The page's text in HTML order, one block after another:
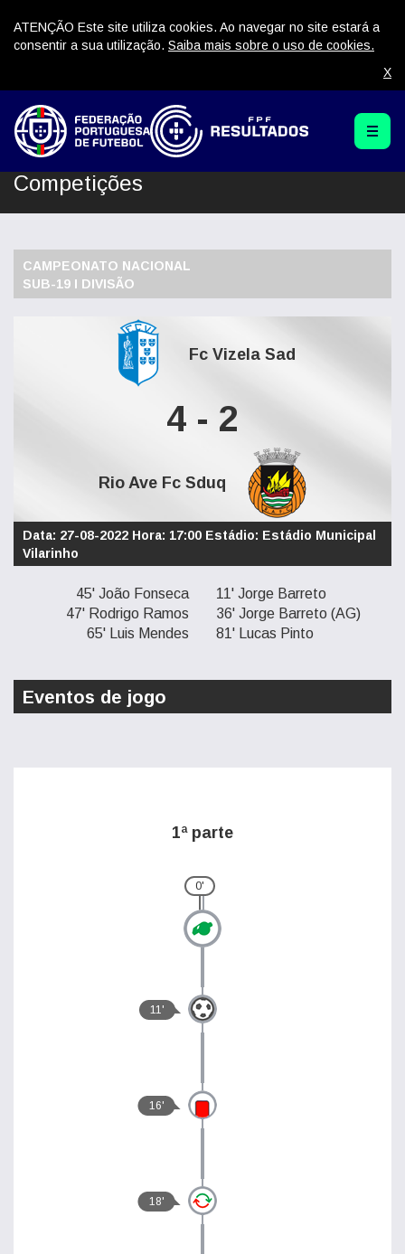
ATENÇÃO Este site utiliza cookies. Ao navegar no site estará a
consentir a sua utilização. Saiba mais sobre o uso de cookies.
X
Competições
CAMPEONATO NACIONAL
SUB-19 I DIVISÃO
Fc Vizela Sad
4 - 2
Rio Ave Fc Sduq
Data: 27-08-2022 Hora: 17:00 Estádio: Estádio Municipal
Vilarinho
45' João Fonseca
47' Rodrigo Ramos
65' Luis Mendes
11' Jorge Barreto
36' Jorge Barreto (AG)
81' Lucas Pinto
Eventos de jogo
1ª parte
0'
11'
16'
18'